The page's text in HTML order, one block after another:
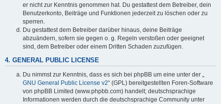
er nicht zur Kenntnis genommen hat. Du gestattest dem Betreiber, dein
Benutzerkonto, Beiträge und Funktionen jederzeit zu löschen oder zu
sperren.
Du gestattest dem Betreiber darüber hinaus, deine Beiträge
abzuändern, sofern sie gegen o. g. Regeln verstoßen oder geeignet
sind, dem Betreiber oder einem Dritten Schaden zuzufügen.
4. GENERAL PUBLIC LICENSE
Du nimmst zur Kenntnis, dass es sich bei phpBB um eine unter der „
GNU General Public License v2“ (GPL) bereitgestellten Foren-Software
von phpBB Limited (www.phpbb.com) handelt; deutschsprachige
Informationen werden durch die deutschsprachige Community unter